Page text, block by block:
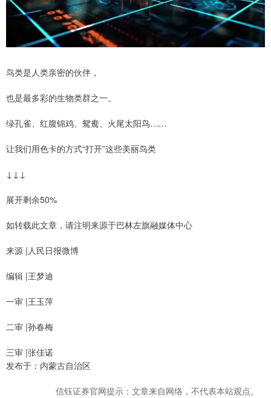
鸟类是人类亲密的伙伴，
也是最多彩的生物类群之一。
绿孔雀、红腹锦鸡、鸳鸯、火尾太阳鸟……
让我们用色卡的方式“打开”这些美丽鸟类
↓↓↓
展开剩余50%
如转载此文章，请注明来源于巴林左旗融媒体中心
来源 |人民日报微博
编辑 |王梦迪
一审 |王玉萍
二审 |孙春梅
三审 |张佳诺
发布于：内蒙古自治区
信钰证券官网提示：文章来自网络，不代表本站观点。